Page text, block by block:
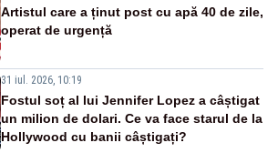
Artistul care a ținut post cu apă 40 de zile,
operat de urgență
31 iul. 2026, 10:19
Fostul soț al lui Jennifer Lopez a câștigat
un milion de dolari. Ce va face starul de la
Hollywood cu banii câștigați?